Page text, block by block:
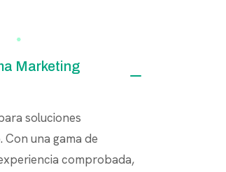
Marketing
soluciones
una gama de
comprobada,